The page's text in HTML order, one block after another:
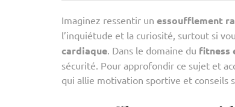
Imaginez ressentir un essoufflement
l’inquiétude et la curiosité, surtout si
cardiaque. Dans le domaine du fitness
sécurité. Pour approfondir ce sujet et
qui allie motivation sportive et conseils